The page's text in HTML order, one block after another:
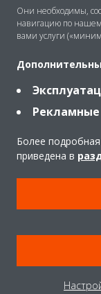
Помощь
Продукты
Они необходимы,
навигацию по
вами услуги
Более
приведена в